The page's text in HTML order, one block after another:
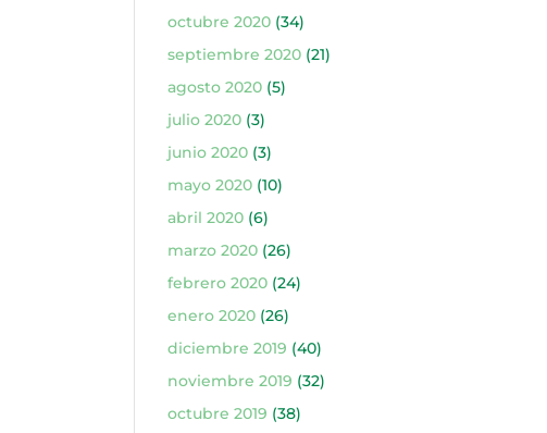
octubre 2020(34)
septiembre 2020(21)
agosto 2020(5)
julio 2020(3)
junio 2020(3)
mayo 2020(10)
abril 2020(6)
marzo 2020(26)
febrero 2020(24)
enero 2020(26)
diciembre 2019 (40)
noviembre 2019 (32)
octubre 2019 (38)